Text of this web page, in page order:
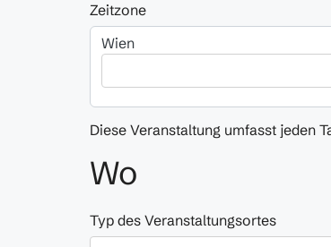
Zeitzone
Wien
Diese Veranstaltung umfasst jeden
Wo
Typ des Veranstaltungsortes